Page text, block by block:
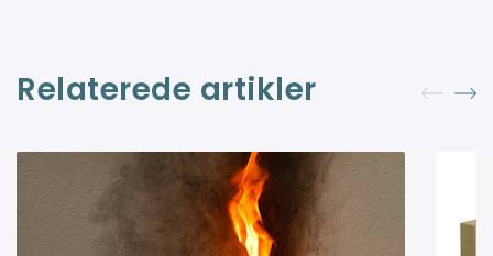
Relaterede artikler